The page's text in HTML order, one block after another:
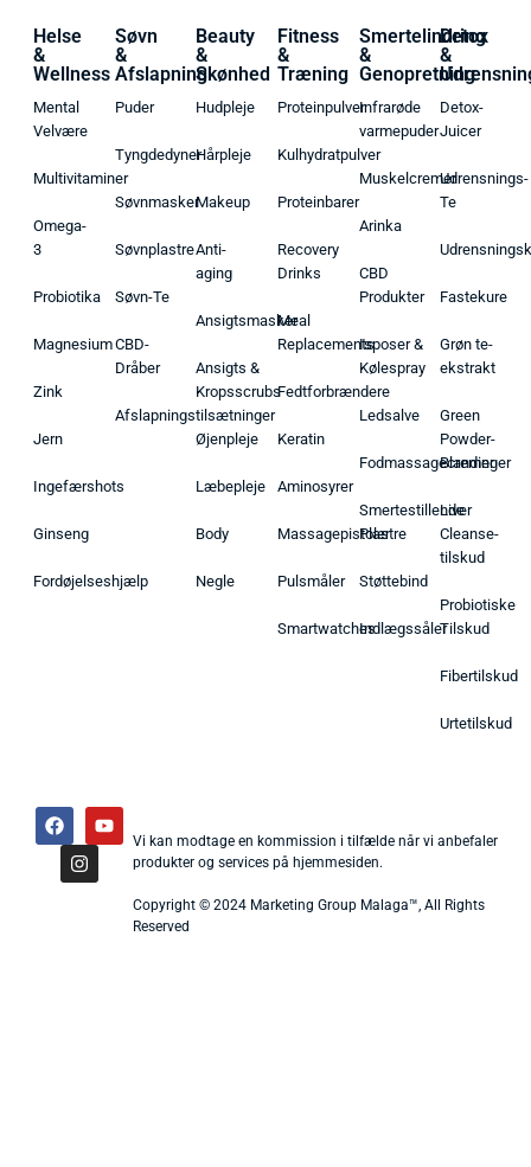
Helse
&
Wellness
Mental
Velvære
Multivitaminer
Omega-
3
Probiotika
Magnesium
Zink
Jern
Ingefærshots
Ginseng
Fordøjelseshjælp
Søvn
&
Afslapning
Puder
Tyngdedyner
Søvnmasker
Søvnplastre
Søvn-Te
CBD-
Dråber
Afslapningstilsætninger
Beauty
&
Skønhed
Hudpleje
Hårpleje
Makeup
Anti-
aging
Ansigtsmasker
Ansigts &
Kropsscrubs
Øjenpleje
Læbepleje
Body
Negle
Fitness
&
Træning
Proteinpulver
Kulhydratpulver
Proteinbarer
Recovery
Drinks
Meal
Replacements
Fedtforbrændere
Keratin
Aminosyrer
Massagepistoler
Pulsmåler
Smartwatches
Smertelindring
&
Genopretning
Infrarøde
varmepuder
Muskelcremer
Arinka
CBD
Produkter
Isposer &
Kølespray
Ledsalve
Fodmassagecremer
Smertestillende
Plastre
Støttebind
Indlægssåler
Detox
&
Detox-
Juicer
Udrensnings-
Te
Fastekure
Grøn te-
ekstrakt
Green
Powder-
Blandinger
Liver
Cleanse-
tilskud
Probiotiske
Tilskud
Fibertilskud
Urtetilskud
Vi kan modtage en kommission i tilfælde når vi anbefaler
produkter og services på hjemmesiden.
Copyright © 2024 Marketing Group Malaga™, All Rights
Reserved